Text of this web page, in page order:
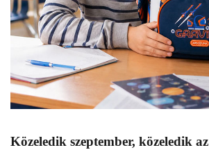
Közeledik szeptember, közeledik az